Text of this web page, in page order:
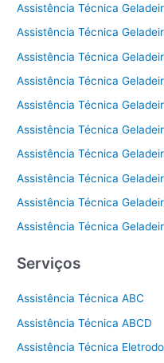
Assistência Técnica
Assistência Técnica
Assistência Técnica
Assistência Técnica
Assistência Técnica
Assistência Técnica
Assistência Técnica
Assistência Técnica
Assistência Técnica
Assistência Técnica
Serviços
Assistência Técnica ABC
Assistência Técnica ABCD
Assistência Técnica